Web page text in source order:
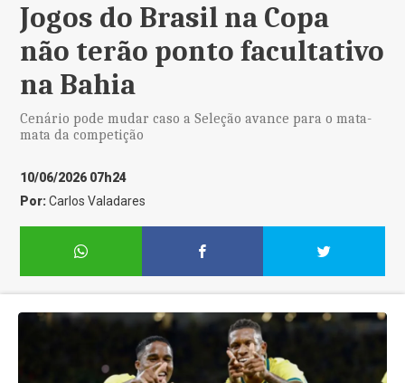
Jogos do Brasil na Copa
não terão ponto facultativo
na Bahia
Cenário pode mudar caso a Seleção avance para o mata-
mata da competição
10/06/2026 07h24
Por:Carlos Valadares